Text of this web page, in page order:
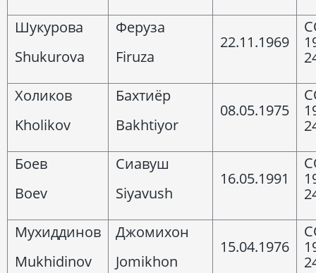
Шукурова
Shukurova
Феруза
Firuza
22.11.1969
Холиков
Kholikov
Бахтиёр
Bakhtiyor
08.05.1975
Боев
Boev
Сиавуш
Siyavush
16.05.1991
Мухиддинов
Mukhidinov
Джомихон
Jomikhon
15.04.1976